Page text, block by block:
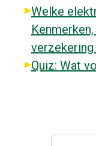
Welke
Quiz: Wat